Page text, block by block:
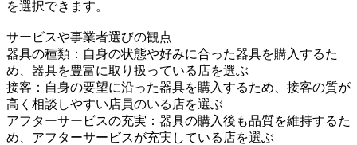
を選択できます。
サービスや事業者選びの観点
器具の種類：自身の状態や好みに合った器具を購入するた
め、器具を豊富に取り扱っている店を選ぶ
接客：自身の要望に沿った器具を購入するため、接客の質が
高く相談しやすい店員のいる店を選ぶ
アフターサービスの充実：器具の購入後も品質を維持するた
め、アフターサービスが充実している店を選ぶ